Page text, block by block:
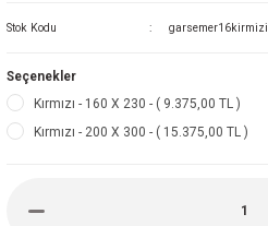
Stok Kodu garsemer16kirmizi
Seçenekler
Kırmızı - 160 X 230 - ( 9.375,00 TL )
Kırmızı - 200 X 300 - ( 15.375,00 TL )